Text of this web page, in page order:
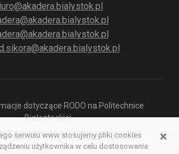
dotyczące RODO na Politechnice
Białostockiej
aplikacji służącej do odsłuchu Radia
×
serwisu www stosujemy pliki cookies
użytkownika w celu dostosowania